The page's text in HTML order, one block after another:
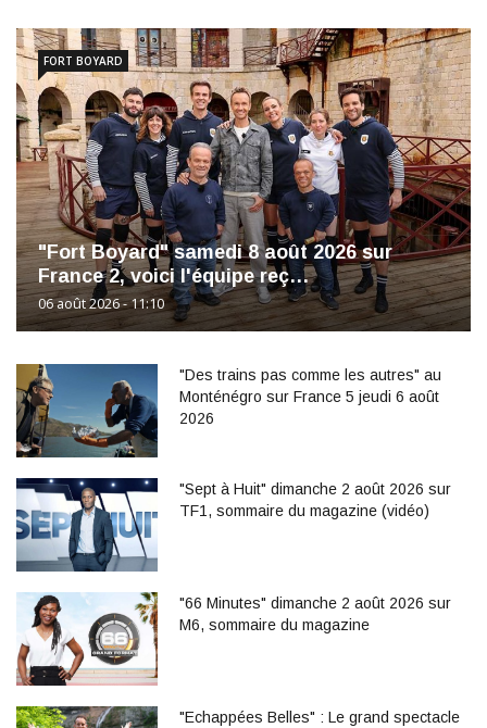
"Fort Boyard" samedi 8 août 2026 sur
France 2, voici l'équipe reç…
06 août 2026 - 11:10
FORT BOYARD
"Des trains pas comme les autres" au
Monténégro sur France 5 jeudi 6 août
2026
"Sept à Huit" dimanche 2 août 2026 sur
TF1, sommaire du magazine (vidéo)
"66 Minutes" dimanche 2 août 2026 sur
M6, sommaire du magazine
"Echappées Belles" : Le grand spectacle